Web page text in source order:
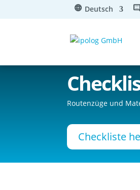
Deutsch
Routenzüge und
Checkliste